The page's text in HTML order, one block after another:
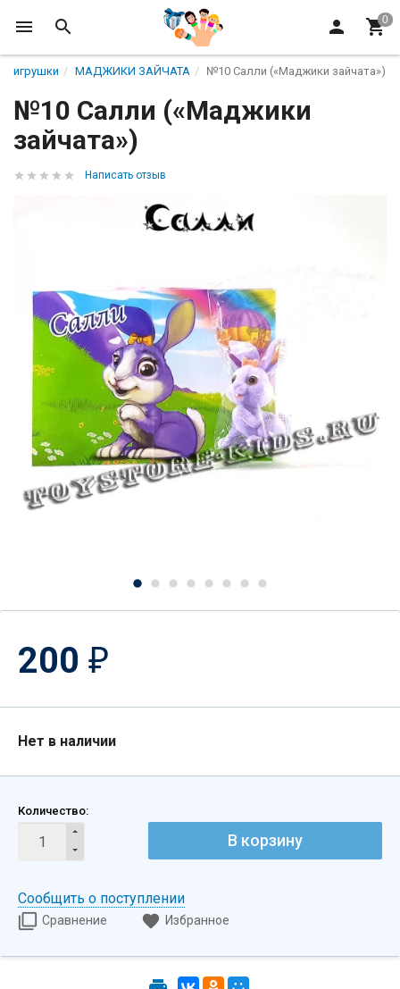
игрушки МАДЖИКИ ЗАЙЧАТА №10 Салли («Маджики зайчата»)
№10 Салли («Маджики
зайчата»)
Написать отзыв
200 ₽
Нет в наличии
Количество:
В корзину
Сообщить о поступлении
Сравнение Избранное